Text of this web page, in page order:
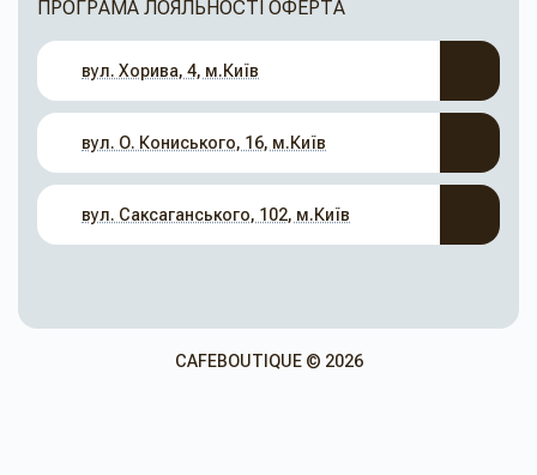
ПРОГРАМА ЛОЯЛЬНОСТІ ОФЕРТА
вул. Хорива, 4, м.Київ
вул. О. Кониського, 16, м.Київ
вул. Саксаганського, 102, м.Київ
CAFEBOUTIQUE © 2026